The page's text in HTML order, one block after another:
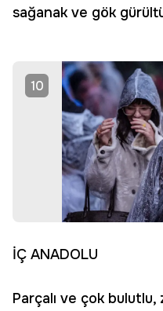
sağanak ve gök
10
İÇ ANADOLU
Parçalı ve çok